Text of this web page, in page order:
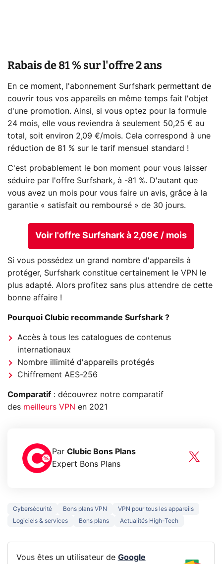
Rabais de 81 % sur l'offre 2 ans
En ce moment, l'abonnement Surfshark permettant de
couvrir tous vos appareils en même temps fait l'objet
d'une promotion. Ainsi, si vous optez pour la formule
24 mois, elle vous reviendra à seulement 50,25 € au
total, soit environ 2,09 €/mois. Cela correspond à une
réduction de 81 % sur le tarif mensuel standard !
C'est probablement le bon moment pour vous laisser
séduire par l'offre Surfshark, à -81 %. D'autant que
vous avez un mois pour vous faire un avis, grâce à la
garantie « satisfait ou remboursé » de 30 jours.
Voir l'offre Surfshark à 2,09€ / mois
Si vous possédez un grand nombre d'appareils à
protéger, Surfshark constitue certainement le VPN le
plus adapté. Alors profitez sans plus attendre de cette
bonne affaire !
Pourquoi Clubic recommande Surfshark ?
Accès à tous les catalogues de contenus
internationaux
Nombre illimité d'appareils protégés
Chiffrement AES-256
Comparatif : découvrez notre comparatif
des meilleurs VPN en 2021
Par Clubic Bons Plans
Expert Bons Plans
Cybersécurité Bons plans VPN
VPN pour tous les appareils
Logiciels & services
Bons plans Actualités High-Tech
Vous êtes un utilisateur de Google